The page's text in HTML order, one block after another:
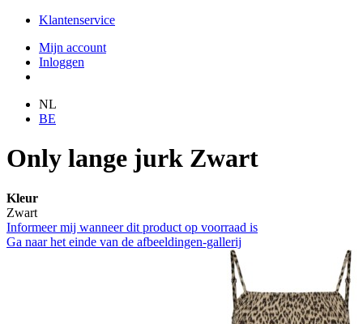
Klantenservice
Mijn account
Inloggen
NL
BE
Only lange jurk Zwart
Kleur
Zwart
Informeer mij wanneer dit product op voorraad is
Ga naar het einde van de afbeeldingen-gallerij